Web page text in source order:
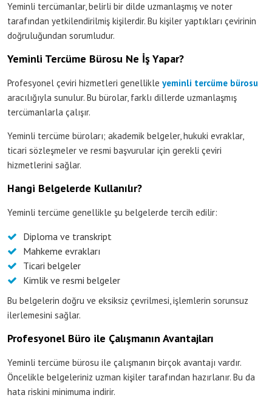
Yeminli tercümanlar, belirli bir dilde uzmanlaşmış ve noter
tarafından yetkilendirilmiş kişilerdir. Bu kişiler yaptıkları çevirinin
doğruluğundan sorumludur.
Yeminli Tercüme Bürosu Ne İş Yapar?
Profesyonel çeviri hizmetleri genellikle yeminli tercüme bürosu
aracılığıyla sunulur. Bu bürolar, farklı dillerde uzmanlaşmış
tercümanlarla çalışır.
Yeminli tercüme büroları; akademik belgeler, hukuki evraklar,
ticari sözleşmeler ve resmi başvurular için gerekli çeviri
hizmetlerini sağlar.
Hangi Belgelerde Kullanılır?
Yeminli tercüme genellikle şu belgelerde tercih edilir:
Diploma ve transkript
Mahkeme evrakları
Ticari belgeler
Kimlik ve resmi belgeler
Bu belgelerin doğru ve eksiksiz çevrilmesi, işlemlerin sorunsuz
ilerlemesini sağlar.
Profesyonel Büro ile Çalışmanın Avantajları
Yeminli tercüme bürosu ile çalışmanın birçok avantajı vardır.
Öncelikle belgeleriniz uzman kişiler tarafından hazırlanır. Bu da
hata riskini minimuma indirir.